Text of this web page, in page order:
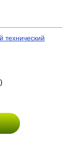
технический
)